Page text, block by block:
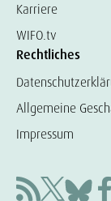
Karriere
WIFO.tv
Rechtliches
Allgemeine
Impressum